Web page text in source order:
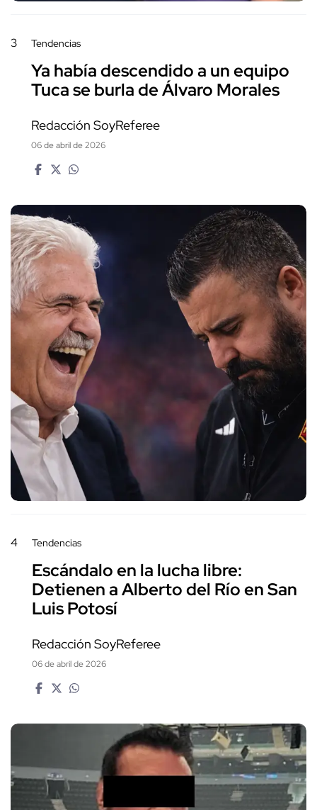
3 Tendencias
Ya había descendido a un equipo
Tuca se burla de Álvaro Morales
Redacción SoyReferee
06 de abril de 2026
4 Tendencias
Escándalo en la lucha libre:
Detienen a Alberto del Río en San
Luis Potosí
Redacción SoyReferee
06 de abril de 2026